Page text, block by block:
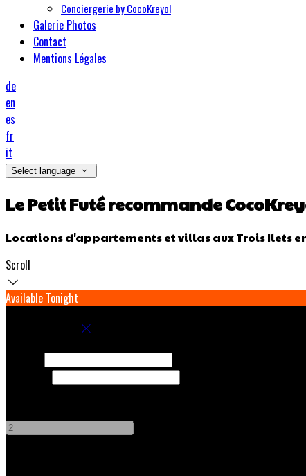
Conciergerie by CocoKreyol
Galerie Photos
Contact
Mentions Légales
de
en
es
fr
it
Select language
Le Petit Futé recommande
Locations d'appartements et villas aux Trois Ilets
Scroll
Available Tonight